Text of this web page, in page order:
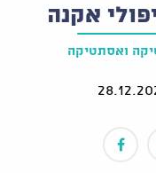
אקנה
ואסתטיקה